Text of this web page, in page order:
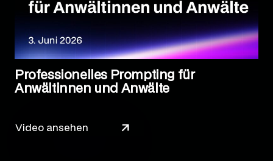
Professionelles Prompting für
Anwältinnen und Anwälte
Video ansehen